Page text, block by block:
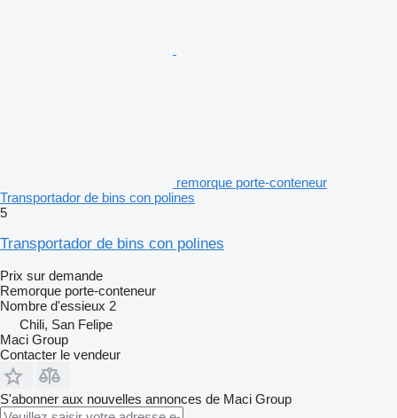
remorque porte-conteneur
Transportador de bins con polines
5
Transportador de bins con polines
Prix sur demande
Remorque porte-conteneur
Nombre d'essieux 2
Chili, San Felipe
Maci Group
Contacter le vendeur
S'abonner aux nouvelles annonces de Maci Group